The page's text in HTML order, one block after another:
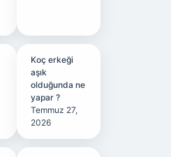
Koç erkeği
aşık
olduğunda ne
yapar ?
Temmuz 27,
2026